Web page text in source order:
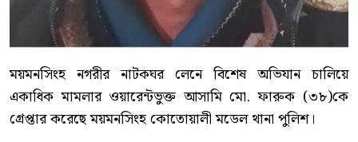
ময়মনসিংহ নগরীর নাটকঘর লেনে বিশেষ অভিযান চালিয়ে
একাধিক মামলার ওয়ারেন্টভুক্ত আসামি মো. ফারুক (৩৮)কে
গ্রেপ্তার করেছে ময়মনসিংহ কোতোয়ালী মডেল থানা পুলিশ।